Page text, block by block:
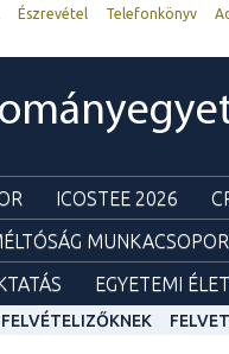
Észrevétel Telefonkönyv
ICOSTEE 2026
EGYETEMI ÉLET
FELVÉTELIZŐKNEK